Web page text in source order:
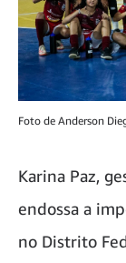
Foto de Anderson
Karina Paz,
endossa a
no Distrito